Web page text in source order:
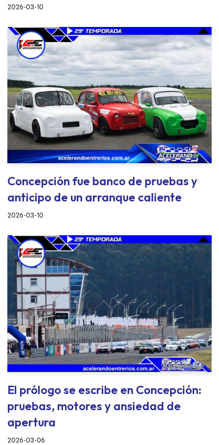
2026-03-10
Concepción fue banco de pruebas y
anticipo de un arranque caliente
2026-03-10
El prólogo se escribe en Concepción:
pruebas, motores y ansiedad de
apertura
2026-03-06